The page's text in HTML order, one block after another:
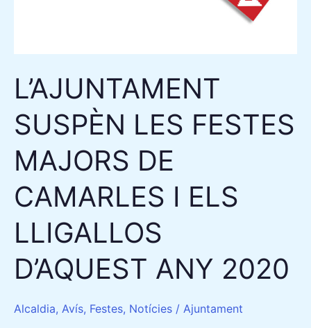
L’AJUNTAMENT
SUSPÈN LES FESTES
MAJORS DE
CAMARLES I ELS
LLIGALLOS
D’AQUEST ANY 2020
Alcaldia, Avís, Festes, Notícies / Ajuntament
LLIGALLOS
ANY